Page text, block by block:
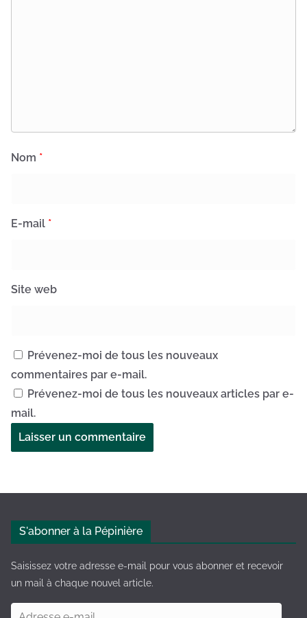
Nom *
E-mail *
Site web
Prévenez-moi de tous les nouveaux
commentaires par e-mail.
Prévenez-moi de tous les nouveaux articles par e-
mail.
e
S'abonner à la Pépinière
Saisissez votre adresse e-mail pour vous abonner et recevoir
un mail à chaque nouvel article.